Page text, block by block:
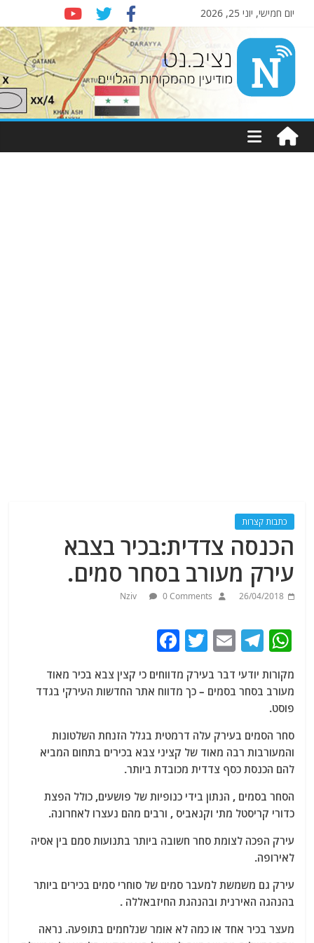
יום חמישי, יוני 25, 2026
Nziv.net
מודיעין
מהמקורות
כתבות קצרות
הכנסה צדדית:בכיר בצבא
עירק מעורב בסחר סמים.
26/04/2018
Nziv 0 Comments
W
at
A
p
p
T
e
ra
m
E
ai
T
itt
c
b
o
o
k
מקורות יודעי דבר בעירק מדווחים כי קצין צבא בכיר מאוד
מעורב בסחר בסמים – כך מדווח אתר החדשות העירקי בגדד
פוסט.
סחר הסמים בעירק עלה דרמטית בגלל הזנחת השלטונות
והמעורבות רבה מאוד של קציני צבא בכירים בתחום המביא
להם הכנסת כסף צדדית מכובדת ביותר.
הסחר בסמים , הנתון בידי כנופיות של פושעים, כולל הפצת
כדורי קריסטל מת' וקנאביס , ורבים מהם נעצרו לאחרונה.
עירק הפכה לצומת סחר חשובה ביותר בתנועות סמם בין אסיה
לאירופה.
עירק גם משמשת למעבר סמים של סוחרי סמים בכירים ביותר
בהנהגה האירנית ובהנהגת החיזבאללה .
מעצר בכיר אחד או כמה לא אומר שנלחמים בתופעה. נראה